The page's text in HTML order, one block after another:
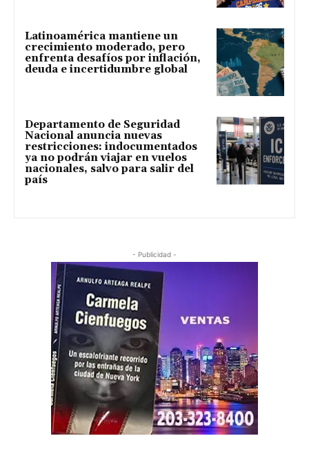
Latinoamérica mantiene un
crecimiento moderado, pero
enfrenta desafíos por inflación,
deuda e incertidumbre global
Departamento de Seguridad
Nacional anuncia nuevas
restricciones: indocumentados
ya no podrán viajar en vuelos
nacionales, salvo para salir del
país
- Publicidad -